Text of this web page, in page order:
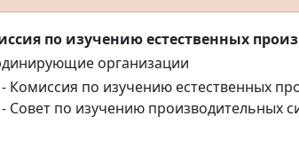
по изучению естественных
организации
- Комиссия по изучению естественных
- Совет по изучению производительных